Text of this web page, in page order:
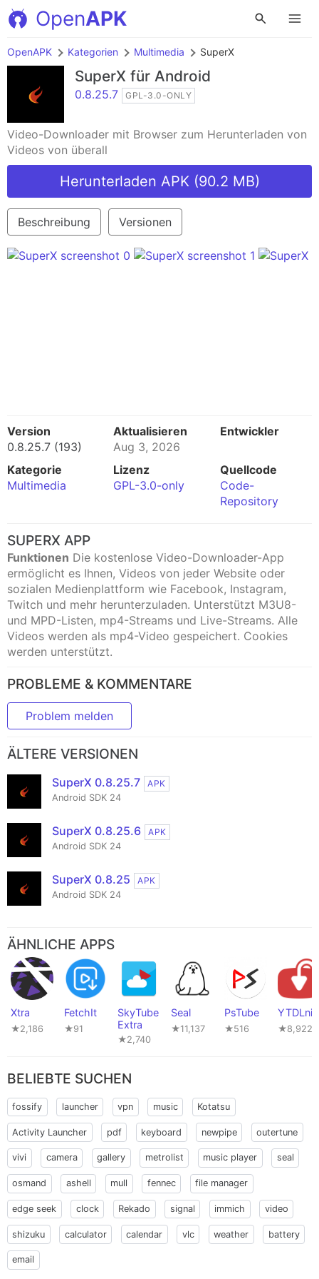
OpenAPK
OpenAPK Kategorien Multimedia SuperX
SuperX für Android
0.8.25.7 GPL-3.0-ONLY
Video-Downloader mit Browser zum Herunterladen von
Videos von überall
Herunterladen APK (90.2 MB)
Beschreibung Versionen
Version
0.8.25.7 (193)
Aktualisieren
Aug 3, 2026
Entwickler
Kategorie
Multimedia
Lizenz
GPL-3.0-only
Quellcode
Code-
Repository
SUPERX APP
Funktionen Die kostenlose Video-Downloader-App
ermöglicht es Ihnen, Videos von jeder Website oder
sozialen Medienplattform wie Facebook, Instagram,
Twitch und mehr herunterzuladen. Unterstützt M3U8-
und MPD-Listen, mp4-Streams und Live-Streams. Alle
Videos werden als mp4-Video gespeichert. Cookies
werden unterstützt.
PROBLEME & KOMMENTARE
Problem melden
ÄLTERE VERSIONEN
SuperX 0.8.25.7
APK
Android SDK 24
SuperX 0.8.25.6
APK
Android SDK 24
SuperX 0.8.25
APK
Android SDK 24
ÄHNLICHE APPS
Xtra
★2,186
FetchIt
★91
SkyTube
Extra
★2,740
Seal
★11,137
PsTube
★516
YTDLnis
★8,922
BELIEBTE SUCHEN
fossify launcher vpn music Kotatsu
Activity Launcher pdf keyboard newpipe outertune
vivi camera gallery metrolist music player seal
osmand ashell mull fennec file manager
edge seek clock Rekado signal immich video
shizuku calculator calendar vlc weather battery
email